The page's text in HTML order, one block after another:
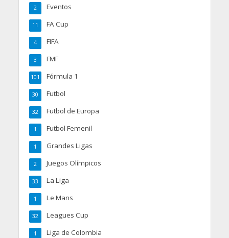
Eventos
2
FA Cup
11
FIFA
4
FMF
3
Fórmula 1
101
Futbol
30
Futbol de Europa
32
Futbol Femenil
1
Grandes Ligas
1
Juegos Olímpicos
2
La Liga
33
Le Mans
1
Leagues Cup
32
Liga de Colombia
1